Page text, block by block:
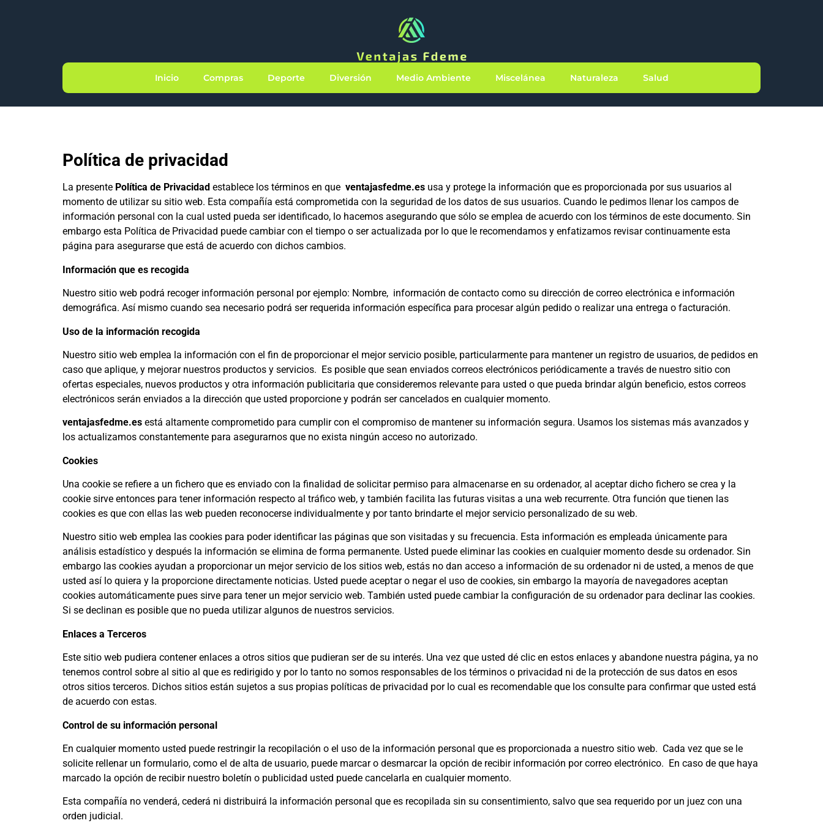
Inicio Compras Deporte Diversión Medio Ambiente Miscelánea Naturaleza Salud
Política de privacidad
La presente Política de Privacidad establece los términos en que ventajasfedme.es usa y protege la información que es proporcionada por sus usuarios al
momento de utilizar su sitio web. Esta compañía está comprometida con la seguridad de los datos de sus usuarios. Cuando le pedimos llenar los campos de
información personal con la cual usted pueda ser identificado, lo hacemos asegurando que sólo se emplea de acuerdo con los términos de este documento. Sin
embargo esta Política de Privacidad puede cambiar con el tiempo o ser actualizada por lo que le recomendamos y enfatizamos revisar continuamente esta
página para asegurarse que está de acuerdo con dichos cambios.
Información que es recogida
Nuestro sitio web podrá recoger información personal por ejemplo: Nombre, información de contacto como su dirección de correo electrónica e información
demográfica. Así mismo cuando sea necesario podrá ser requerida información específica para procesar algún pedido o realizar una entrega o facturación.
Uso de la información recogida
Nuestro sitio web emplea la información con el fin de proporcionar el mejor servicio posible, particularmente para mantener un registro de usuarios, de pedidos en
caso que aplique, y mejorar nuestros productos y servicios. Es posible que sean enviados correos electrónicos periódicamente a través de nuestro sitio con
ofertas especiales, nuevos productos y otra información publicitaria que consideremos relevante para usted o que pueda brindar algún beneficio, estos correos
electrónicos serán enviados a la dirección que usted proporcione y podrán ser cancelados en cualquier momento.
ventajasfedme.es está altamente comprometido para cumplir con el compromiso de mantener su información segura. Usamos los sistemas más avanzados y
los actualizamos constantemente para asegurarnos que no exista ningún acceso no autorizado.
Cookies
Una cookie se refiere a un fichero que es enviado con la finalidad de solicitar permiso para almacenarse en su ordenador, al aceptar dicho fichero se crea y la
cookie sirve entonces para tener información respecto al tráfico web, y también facilita las futuras visitas a una web recurrente. Otra función que tienen las
cookies es que con ellas las web pueden reconocerse individualmente y por tanto brindarte el mejor servicio personalizado de su web.
Nuestro sitio web emplea las cookies para poder identificar las páginas que son visitadas y su frecuencia. Esta información es empleada únicamente para
análisis estadístico y después la información se elimina de forma permanente. Usted puede eliminar las cookies en cualquier momento desde su ordenador. Sin
embargo las cookies ayudan a proporcionar un mejor servicio de los sitios web, estás no dan acceso a información de su ordenador ni de usted, a menos de que
usted así lo quiera y la proporcione directamente noticias. Usted puede aceptar o negar el uso de cookies, sin embargo la mayoría de navegadores aceptan
cookies automáticamente pues sirve para tener un mejor servicio web. También usted puede cambiar la configuración de su ordenador para declinar las cookies.
Si se declinan es posible que no pueda utilizar algunos de nuestros servicios.
Enlaces a Terceros
Este sitio web pudiera contener enlaces a otros sitios que pudieran ser de su interés. Una vez que usted dé clic en estos enlaces y abandone nuestra página, ya no
tenemos control sobre al sitio al que es redirigido y por lo tanto no somos responsables de los términos o privacidad ni de la protección de sus datos en esos
otros sitios terceros. Dichos sitios están sujetos a sus propias políticas de privacidad por lo cual es recomendable que los consulte para confirmar que usted está
de acuerdo con estas.
Control de su información personal
En cualquier momento usted puede restringir la recopilación o el uso de la información personal que es proporcionada a nuestro sitio web. Cada vez que se le
solicite rellenar un formulario, como el de alta de usuario, puede marcar o desmarcar la opción de recibir información por correo electrónico. En caso de que haya
marcado la opción de recibir nuestro boletín o publicidad usted puede cancelarla en cualquier momento.
Esta compañía no venderá, cederá ni distribuirá la información personal que es recopilada sin su consentimiento, salvo que sea requerido por un juez con una
orden judicial.